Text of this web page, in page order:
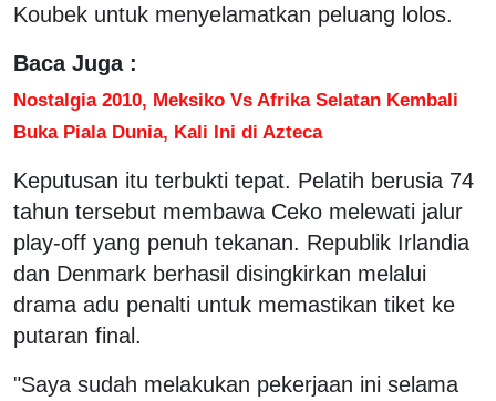
Koubek untuk menyelamatkan peluang lolos.
Baca Juga :
Nostalgia 2010, Meksiko Vs Afrika Selatan Kembali
Buka Piala Dunia, Kali Ini di Azteca
Keputusan itu terbukti tepat. Pelatih berusia 74
tahun tersebut membawa Ceko melewati jalur
play-off yang penuh tekanan. Republik Irlandia
dan Denmark berhasil disingkirkan melalui
drama adu penalti untuk memastikan tiket ke
putaran final.
"Saya sudah melakukan pekerjaan ini selama